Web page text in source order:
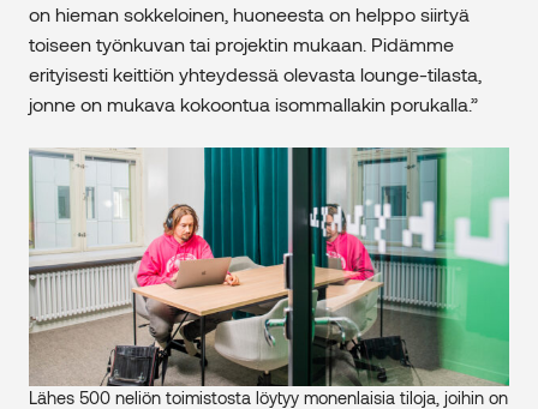
on hieman sokkeloinen, huoneesta on helppo siirtyä
toiseen työnkuvan tai projektin mukaan. Pidämme
erityisesti keittiön yhteydessä olevasta lounge-tilasta,
jonne on mukava kokoontua isommallakin porukalla.”
Lähes 500 neliön toimistosta löytyy monenlaisia tiloja, joihin on